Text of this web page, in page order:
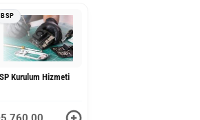
BSP
Kurulum Hizmeti